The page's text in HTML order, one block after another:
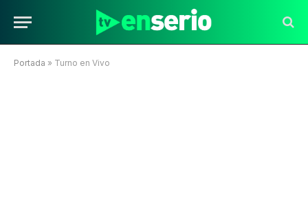
Portada » Turno en Vivo